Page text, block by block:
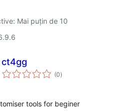
Mai puțin de 10
ct4gg
(0total
aprecieri
)
tools for beginer